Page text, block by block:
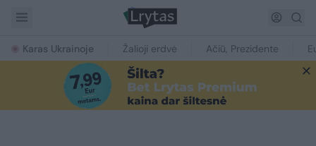
Karas Ukrainoje Žalioji erdvė Ačiū, Prezidente